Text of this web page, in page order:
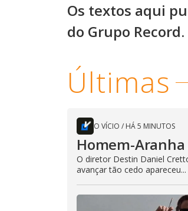
Os textos aqui
do Grupo Record.
Últimas
O VÍCIO / HÁ 5 MINUTOS
Homem-
O diretor Destin Daniel
avançar tão cedo apareceu...